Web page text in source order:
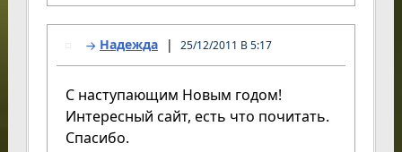
Надежда 25/12/2011 В 5:17
С наступающим Новым годом!
Интересный сайт, есть что почитать.
Спасибо.